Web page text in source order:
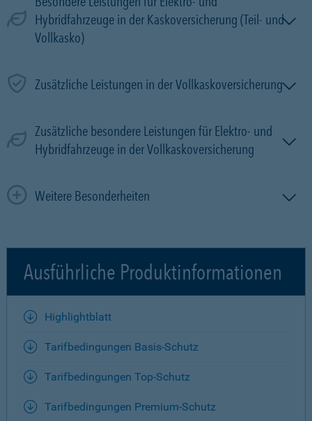
Hybridfahrzeuge in der Kaskoversicherung (Teil- und
Vollkasko)
Zusätzliche Leistungen in der Vollkaskoversicherung
Zusätzliche besondere Leistungen für Elektro- und
Hybridfahrzeuge in der Vollkaskoversicherung
Weitere Besonderheiten
Ausführliche Produktinformationen
Highlightblatt
Tarifbedingungen Basis-Schutz
Tarifbedingungen Top-Schutz
Tarifbedingungen Premium-Schutz